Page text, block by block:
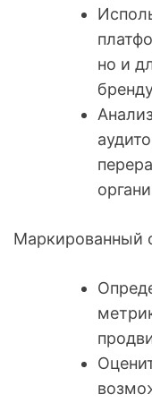
но и
Маркированный